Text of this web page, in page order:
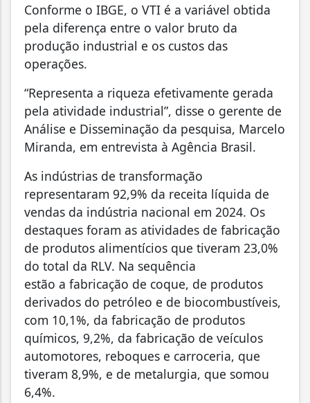
Conforme o IBGE, o VTI é a variável obtida
pela diferença entre o valor bruto da
produção industrial e os custos das
operações.
“Representa a riqueza efetivamente gerada
pela atividade industrial”, disse o gerente de
Análise e Disseminação da pesquisa, Marcelo
Miranda, em entrevista à Agência Brasil.
As indústrias de transformação
representaram 92,9% da receita líquida de
vendas da indústria nacional em 2024. Os
destaques foram as atividades de fabricação
de produtos alimentícios que tiveram 23,0%
do total da RLV. Na sequência
estão a fabricação de coque, de produtos
derivados do petróleo e de biocombustíveis,
com 10,1%, da fabricação de produtos
químicos, 9,2%, da fabricação de veículos
automotores, reboques e carroceria, que
tiveram 8,9%, e de metalurgia, que somou
6,4%.